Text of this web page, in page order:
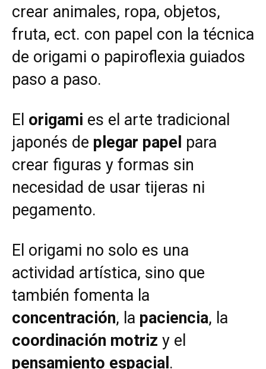
crear animales, ropa, objetos,
fruta, ect. con papel con la técnica
de origami o papiroflexia guiados
paso a paso.
El origami es el arte tradicional
japonés de plegar papel para
crear figuras y formas sin
necesidad de usar tijeras ni
pegamento.
El origami no solo es una
actividad artística, sino que
también fomenta la
concentración, la paciencia, la
coordinación motriz y el
pensamiento espacial .